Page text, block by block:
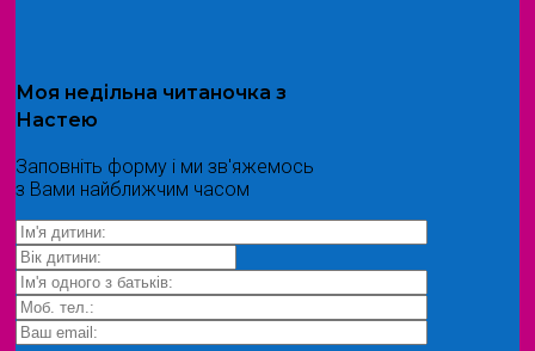
Моя недільна читаночка з
Настею
Заповніть форму і ми зв'яжемось
з Вами найближчим часом